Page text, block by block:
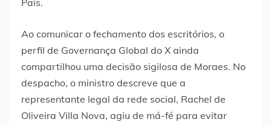
País.
Ao comunicar o fechamento dos escritórios, o
perfil de Governança Global do X ainda
compartilhou uma decisão sigilosa de Moraes. No
despacho, o ministro descreve que a
representante legal da rede social, Rachel de
Oliveira Villa Nova, agiu de má-fé para evitar